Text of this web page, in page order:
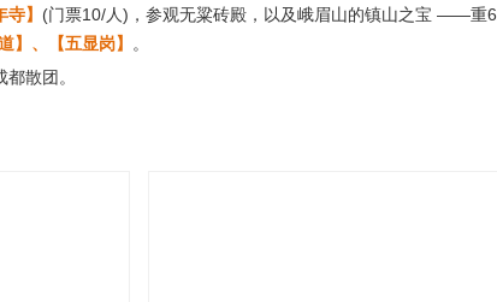
】 (门票10/人)，参观无粱砖殿，以及峨眉山的镇山之宝 ——重
】、【五显岗】
。
散团。